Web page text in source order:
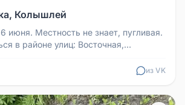
Колышлей
июня. Местность не знает, пугливая.
в районе улиц: Восточная,
из VK